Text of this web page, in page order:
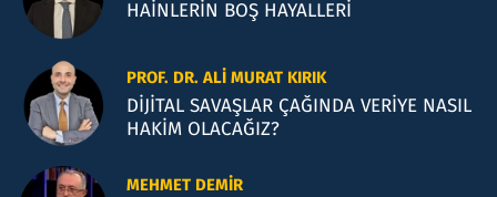
HAİNLERİN BOŞ HAYALLERİ
PROF. DR. ALI MURAT KIRIK
DİJİTAL SAVAŞLAR ÇAĞINDA VERİYE NASIL
HAKİM OLACAĞIZ?
MEHMET DEMIR